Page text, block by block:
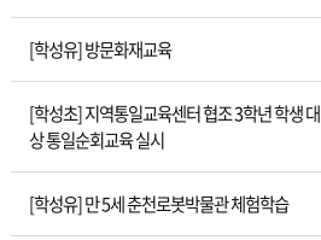
[학성유] 방문화재교육
[학성초] 지역통일교육센터 협조 3학년 학생 대
상 통일순회교육 실시
[학성유] 만 5세 춘천로봇박물관 체험학습